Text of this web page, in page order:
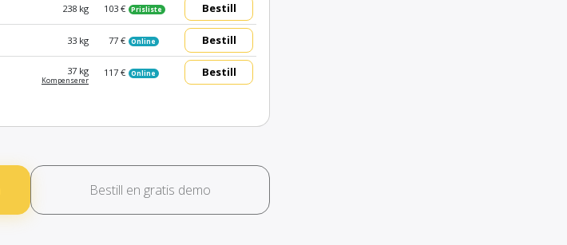
238 kg 103 € Prisliste Bestill
33 kg 77 € Online Bestill
37 kg
Kompen­serer
117 € Online Bestill
Bestill en gratis demo